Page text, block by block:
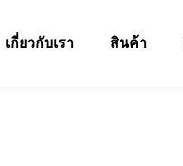
เกี่ยวกับเรา สินค้า